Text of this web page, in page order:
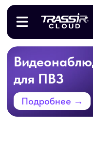
Видеонаблюдение
для ПВЗ
Подробнее →